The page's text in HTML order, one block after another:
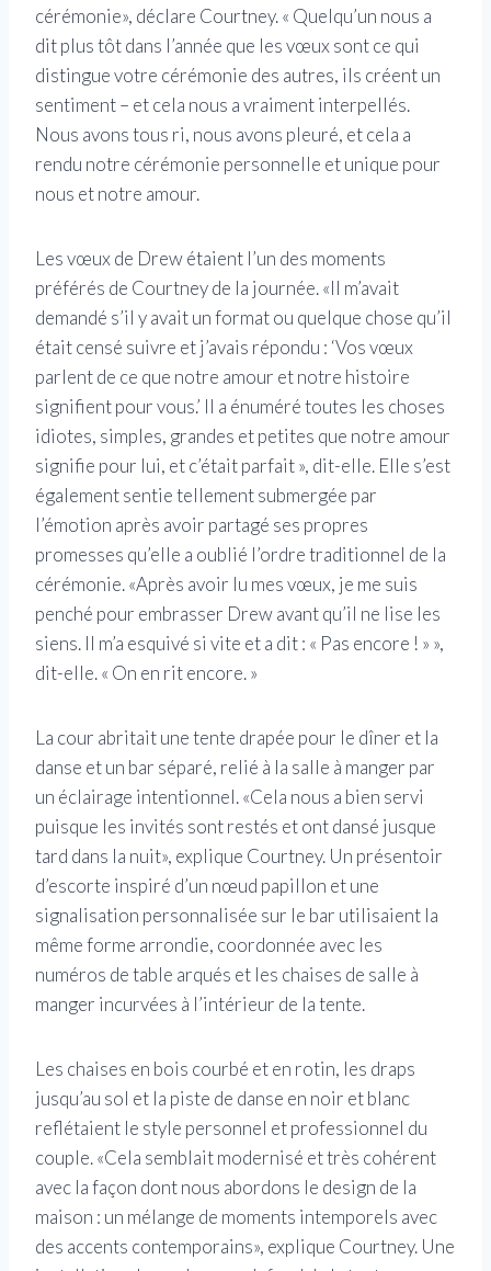
cérémonie», déclare Courtney. « Quelqu’un nous a
dit plus tôt dans l’année que les vœux sont ce qui
distingue votre cérémonie des autres, ils créent un
sentiment – ​​et cela nous a vraiment interpellés.
Nous avons tous ri, nous avons pleuré, et cela a
rendu notre cérémonie personnelle et unique pour
nous et notre amour.
Les vœux de Drew étaient l’un des moments
préférés de Courtney de la journée. «Il m’avait
demandé s’il y avait un format ou quelque chose qu’il
était censé suivre et j’avais répondu : ‘Vos vœux
parlent de ce que notre amour et notre histoire
signifient pour vous.’ Il a énuméré toutes les choses
idiotes, simples, grandes et petites que notre amour
signifie pour lui, et c’était parfait », dit-elle. Elle s’est
également sentie tellement submergée par
l’émotion après avoir partagé ses propres
promesses qu’elle a oublié l’ordre traditionnel de la
cérémonie. «Après avoir lu mes vœux, je me suis
penché pour embrasser Drew avant qu’il ne lise les
siens. Il m’a esquivé si vite et a dit : « Pas encore ! » »,
dit-elle. « On en rit encore. »
La cour abritait une tente drapée pour le dîner et la
danse et un bar séparé, relié à la salle à manger par
un éclairage intentionnel. «Cela nous a bien servi
puisque les invités sont restés et ont dansé jusque
tard dans la nuit», explique Courtney. Un présentoir
d’escorte inspiré d’un nœud papillon et une
signalisation personnalisée sur le bar utilisaient la
même forme arrondie, coordonnée avec les
numéros de table arqués et les chaises de salle à
manger incurvées à l’intérieur de la tente.
Les chaises en bois courbé et en rotin, les draps
jusqu’au sol et la piste de danse en noir et blanc
reflétaient le style personnel et professionnel du
couple. «Cela semblait modernisé et très cohérent
avec la façon dont nous abordons le design de la
maison : un mélange de moments intemporels avec
des accents contemporains», explique Courtney. Une